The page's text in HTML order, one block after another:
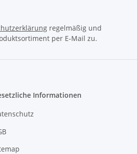
regelmäßig und
per E-Mail zu.
Informationen